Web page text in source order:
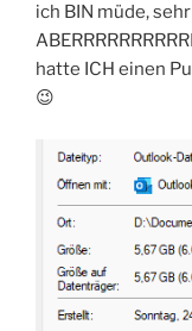
ich BIN müde,
hatte ICH einen
😉